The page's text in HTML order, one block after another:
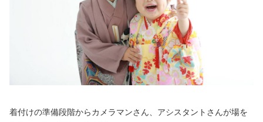
着付けの準備段階からカメラマンさん、アシスタントさんが場を